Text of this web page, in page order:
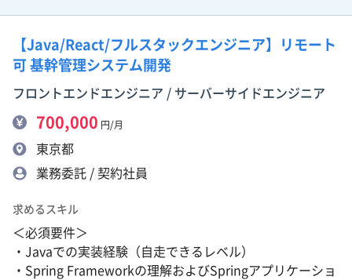
【Java/React/フルスタックエンジニア】リモート
可 基幹管理システム開発
フロントエンドエンジニア / サーバーサイドエンジニア
700,000 円/月
東京都
業務委託 / 契約社員
求めるスキル
＜必須要件＞
・Javaでの実装経験（自走できるレベル）
・Spring Frameworkの理解およびSpringアプリケーショ